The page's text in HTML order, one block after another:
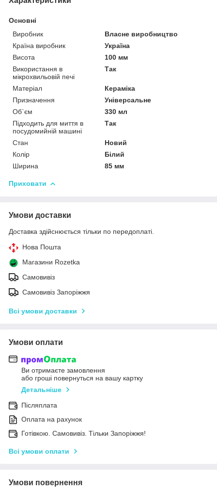
Основні
Виробник
Власне виробництво
Країна виробник
Україна
Висота
100 мм
Використання в
мікрохвильовій печі
Так
Матеріал
Кераміка
Призначення
Універсальне
Об`єм
330 мл
Підходить для миття в
посудомийній машині
Так
Стан
Новий
Колір
Білий
Ширина
85 мм
Приховати
Умови доставки
Доставка здійснюється тільки по передоплаті.
Нова Пошта
Магазини Rozetka
Самовивіз
Самовивіз Запоріжжя
Всі умови доставки
Умови оплати
Ви отримаєте замовлення
або гроші повернуться на вашу картку
Детальніше
Післяплата
Оплата на рахунок
Готівкою. Самовивіз. Тільки Запоріжжя!
Всі умови оплати
Умови повернення